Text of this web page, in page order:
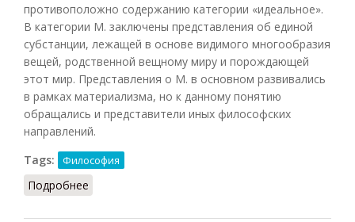
противоположно содержанию категории «идеальное».
В категории М. заключены представления об единой
субстанции, лежащей в основе видимого многообразия
вещей, родственной вещному миру и порождающей
этот мир. Представления о М. в основном развивались
в рамках материализма, но к данному понятию
обращались и представители иных философских
направлений.
Tags:
Философия
Подробнее